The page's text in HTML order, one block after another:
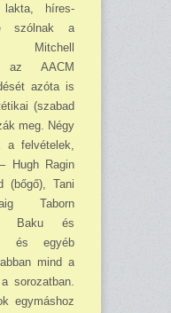
híres-
szólnak a
Mitchell
az AACM
azóta is
(szabad
meg. Négy
a felvételek,
Hugh Ragin
(bőgő), Tani
Taborn
Baku és
és egyéb
mind a
sorozatban.
egymáshoz